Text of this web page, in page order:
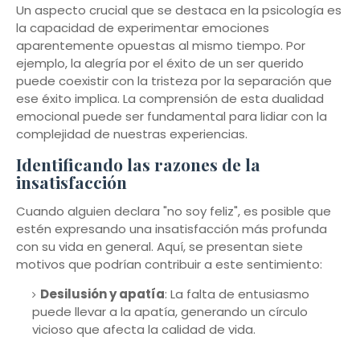
Un aspecto crucial que se destaca en la psicología es
la capacidad de experimentar emociones
aparentemente opuestas al mismo tiempo. Por
ejemplo, la alegría por el éxito de un ser querido
puede coexistir con la tristeza por la separación que
ese éxito implica. La comprensión de esta dualidad
emocional puede ser fundamental para lidiar con la
complejidad de nuestras experiencias.
Identificando las razones de la
insatisfacción
Cuando alguien declara "no soy feliz", es posible que
estén expresando una insatisfacción más profunda
con su vida en general. Aquí, se presentan siete
motivos que podrían contribuir a este sentimiento:
Desilusión y apatía: La falta de entusiasmo
puede llevar a la apatía, generando un círculo
vicioso que afecta la calidad de vida.